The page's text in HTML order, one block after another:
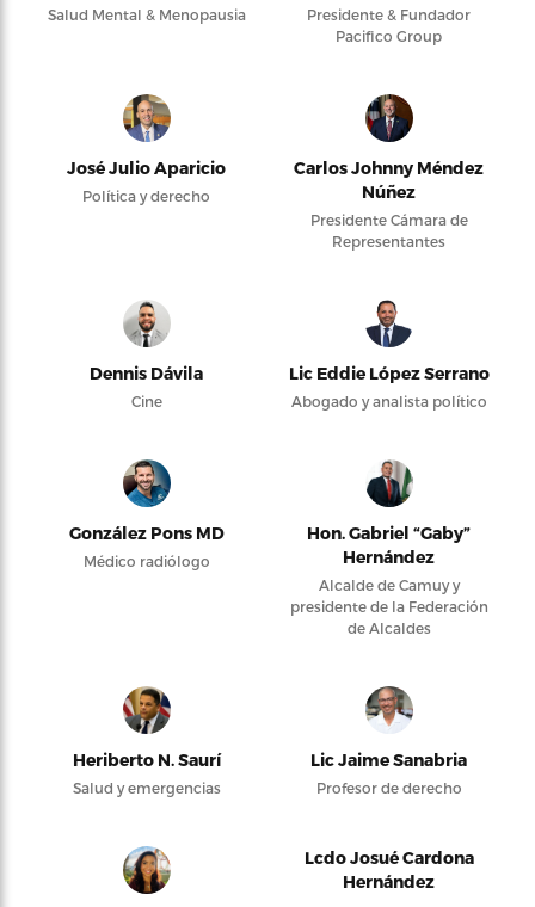
Salud Mental & Menopausia
Presidente & Fundador
Pacifico Group
José Julio Aparicio
Política y derecho
Carlos Johnny Méndez
Núñez
Presidente Cámara de
Representantes
Dennis Dávila
Cine
Lic Eddie López Serrano
Abogado y analista político
González Pons MD
Médico radiólogo
Hon. Gabriel “Gaby”
Hernández
Alcalde de Camuy y
presidente de la Federación
de Alcaldes
Heriberto N. Saurí
Salud y emergencias
Lic Jaime Sanabria
Profesor de derecho
Lcdo Josué Cardona
Hernández